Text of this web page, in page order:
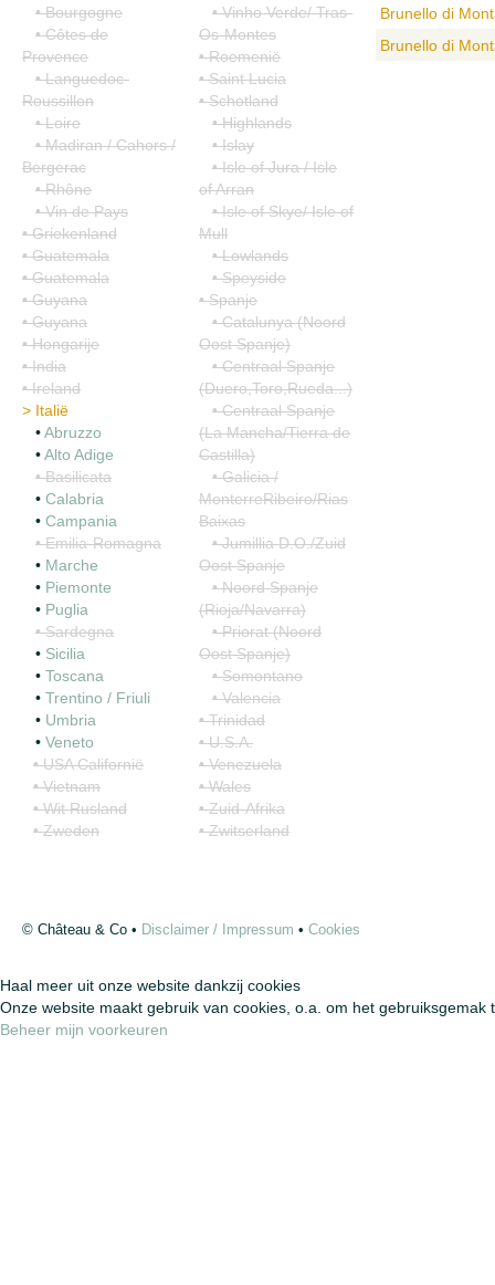
• Bourgogne
• Côtes de
Provence
• Languedoc-
Roussillon
• Loire
• Madiran / Cahors /
Bergerac
• Rhône
• Vin de Pays
• Griekenland
• Guatemala
• Guatemala
• Guyana
• Guyana
• Hongarije
• India
• Ireland
> Italië
•Abruzzo
•Alto Adige
• Basilicata
• Calabria
• Campania
• Emilia-Romagna
• Marche
• Piemonte
• Puglia
• Sardegna
• Sicilia
• Toscana
• Trentino / Friuli
• Umbria
• Veneto
• Vinho Verde/ Tras-
Os-Montes
• Roemenië
• Saint Lucia
• Schotland
• Highlands
• Islay
• Isle of Jura / Isle
of Arran
• Isle of Skye/ Isle of
Mull
• Lowlands
• Speyside
• Spanje
• Catalunya (Noord
Oost Spanje)
• Centraal Spanje
(Duero,Toro,Rueda...)
• Centraal Spanje
(La Mancha/Tierra de
Castilla)
• Galicia /
MonterreRibeiro/Rias
Baixas
• Jumillia D.O./Zuid
Oost Spanje
• Noord Spanje
(Rioja/Navarra)
• Priorat (Noord
Oost Spanje)
• Somontano
• Valencia
• Trinidad
• U.S.A.
• USA Californië
• Venezuela
• Vietnam
• Wales
• Wit Rusland
• Zuid-Afrika
• Zweden
• Zwitserland
Brunello di
Brunello di
© Château & Co • Disclaimer / Impressum • Cookies
Haal meer uit onze website dankzij cookies
Onze website maakt gebruik van cookies, o.a. om het
Beheer mijn voorkeuren